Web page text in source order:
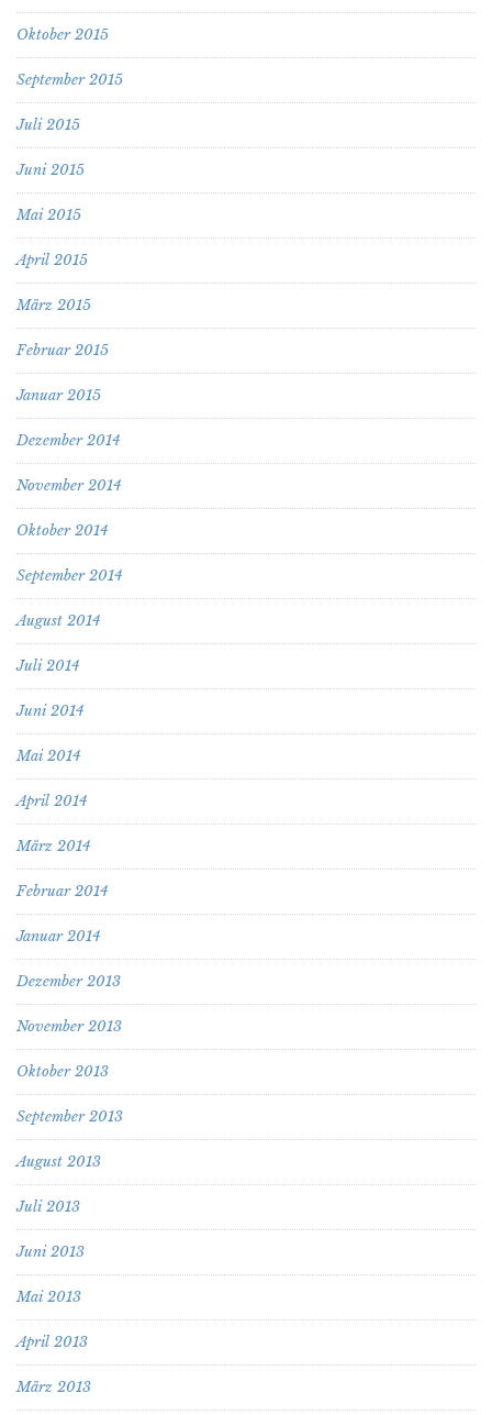
Oktober 2015
September 2015
Juli 2015
Juni 2015
Mai 2015
April 2015
März 2015
Februar 2015
Januar 2015
Dezember 2014
November 2014
Oktober 2014
September 2014
August 2014
Juli 2014
Juni 2014
Mai 2014
April 2014
März 2014
Februar 2014
Januar 2014
Dezember 2013
November 2013
Oktober 2013
September 2013
August 2013
Juli 2013
Juni 2013
Mai 2013
April 2013
März 2013